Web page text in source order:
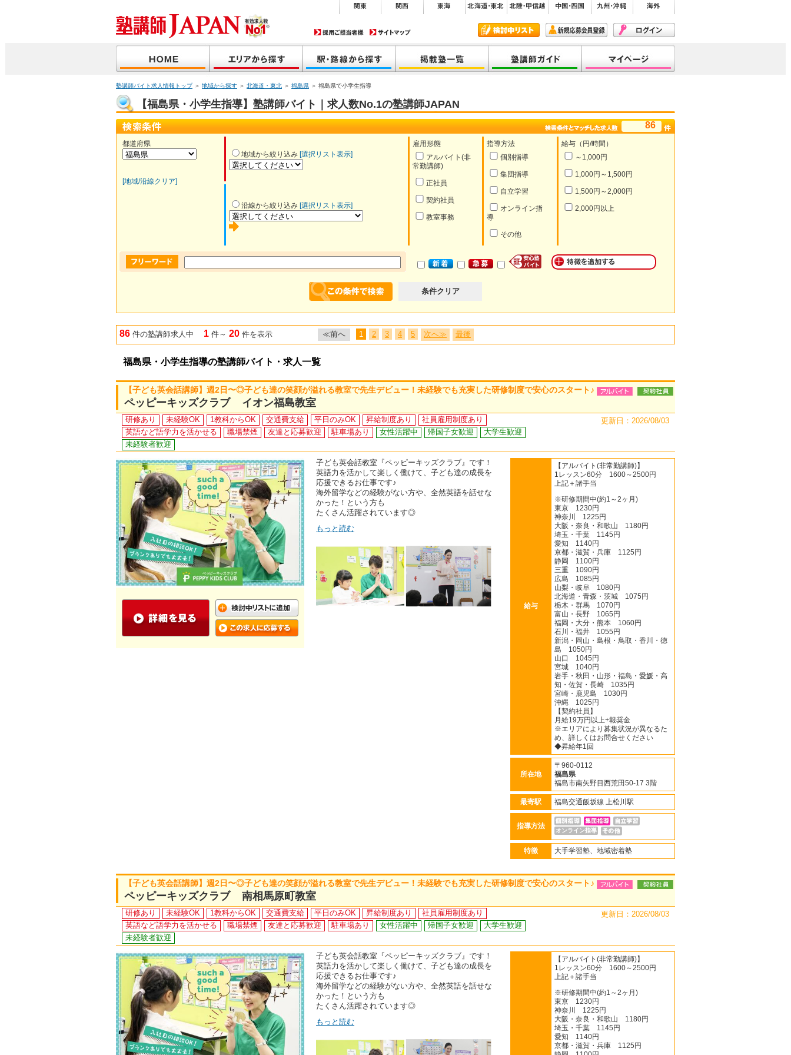
塾講師バイト求人情報トップ＞ 地域から探す ＞ 北海道・東北 ＞ 福島県 ＞ 福島県で小学生指導
【福島県・小学生指導】塾講師バイト｜求人数No.1の塾講師JAPAN
86
都道府県
[地域/沿線クリア]
地域から絞り込み [選択リスト表示]
雇用形態
アルバイト(非
常勤講師)
正社員
契約社員
教室事務
指導方法
個別指導
集団指導
自立学習
オンライン指
導
その他
給与（円/時間）
～1,000円
1,000円～1,500円
1,500円～2,000円
2,000円以上
沿線から絞り込み [選択リスト表示]
条件クリア
86 件の塾講師求人中 1 件～ 20 件を表示 ≪前へ 1 2 3 4 5 次へ≫ 最後
福島県・小学生指導の塾講師バイト・求人一覧
【子ども英会話講師】週2日〜◎子ども達の笑顔が溢れる教室で先生デビュー！未経験でも充実した研修制度で安心のスタート♪
ペッピーキッズクラブ イオン福島教室
研修あり 未経験OK 1教科からOK 交通費支給 平日のみOK 昇給制度あり
社員雇用制度あり
英語など語学力を活かせる
職場禁煙 友達と応募歓迎 駐車場あり 女性活躍中 帰国子女歓迎
大学生歓迎
未経験者歓迎
更新日：2026/08/03
子ども英会話教室『ペッピーキッズクラブ』です！
英語力を活かして楽しく働けて、子ども達の成長を
応援できるお仕事です♪
海外留学などの経験がない方や、全然英語を話せな
かった！という方も
たくさん活躍されています◎
もっと読む
給与
【アルバイト(非常勤講師)】
1レッスン60分 1600～2500円
上記＋諸手当
※研修期間中(約1～2ヶ月)
東京 1230円
神奈川 1225円
大阪・奈良・和歌山 1180円
埼玉・千葉 1145円
愛知 1140円
京都・滋賀・兵庫 1125円
静岡 1100円
三重 1090円
広島 1085円
山梨・岐阜 1080円
北海道・青森・茨城 1075円
栃木・群馬 1070円
富山・長野 1065円
福岡・大分・熊本 1060円
石川・福井 1055円
新潟・岡山・島根・鳥取・香川・徳
島 1050円
山口 1045円
宮城 1040円
岩手・秋田・山形・福島・愛媛・高
知・佐賀・長崎 1035円
宮崎・鹿児島 1030円
沖縄 1025円
【契約社員】
月給19万円以上+報奨金
※エリアにより募集状況が異なるた
め、詳しくはお問合せください
◆昇給年1回
所在地
〒960-0112
福島県
福島市南矢野目西荒田50-17 3階
最寄駅 福島交通飯坂線 上松川駅
指導方法
オンライン指導
特徴 大手学習塾、地域密着塾
【子ども英会話講師】週2日〜◎子ども達の笑顔が溢れる教室で先生デビュー！未経験でも充実した研修制度で安心のスタート♪
ペッピーキッズクラブ 南相馬原町教室
研修あり 未経験OK 1教科からOK 交通費支給 平日のみOK 昇給制度あり
社員雇用制度あり
英語など語学力を活かせる
職場禁煙 友達と応募歓迎 駐車場あり 女性活躍中 帰国子女歓迎
大学生歓迎
未経験者歓迎
更新日：2026/08/03
子ども英会話教室『ペッピーキッズクラブ』です！
英語力を活かして楽しく働けて、子ども達の成長を
応援できるお仕事です♪
海外留学などの経験がない方や、全然英語を話せな
かった！という方も
たくさん活躍されています◎
もっと読む
【アルバイト(非常勤講師)】
1レッスン60分 1600～2500円
上記＋諸手当
※研修期間中(約1～2ヶ月)
東京 1230円
神奈川 1225円
大阪・奈良・和歌山 1180円
埼玉・千葉 1145円
愛知 1140円
京都・滋賀・兵庫 1125円